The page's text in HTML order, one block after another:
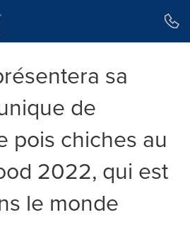
sa
de
pois chiches au
2022, qui est
le monde